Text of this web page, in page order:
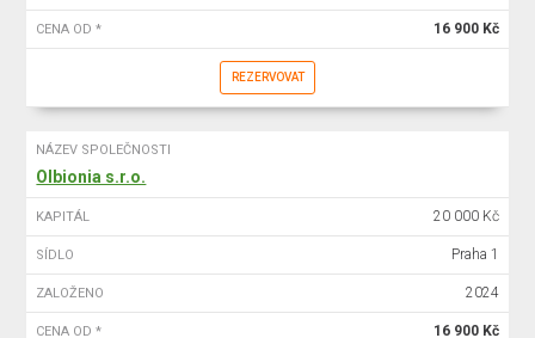
CENA OD * 16 900 Kč
REZERVOVAT
NÁZEV SPOLEČNOSTI
Olbionia s.r.o.
KAPITÁL 20 000 Kč
SÍDLO Praha 1
ZALOŽENO 2024
CENA OD * 16 900 Kč